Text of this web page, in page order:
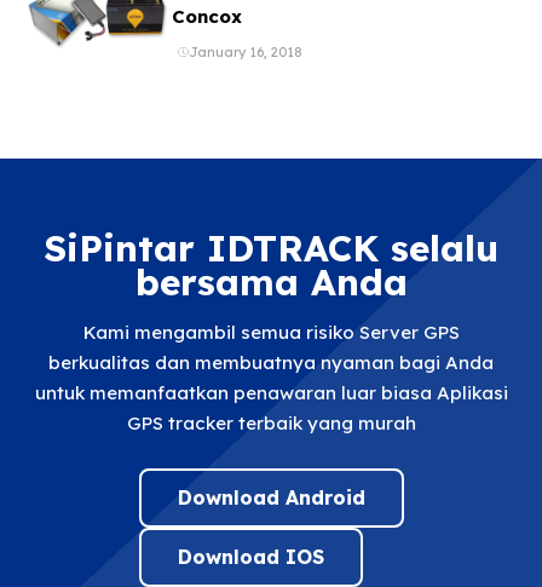
Concox
January 16, 2018
SiPintar IDTRACK selalu
bersama Anda
Kami mengambil semua risiko Server GPS
berkualitas dan membuatnya nyaman bagi Anda
untuk memanfaatkan penawaran luar biasa Aplikasi
GPS tracker terbaik yang murah
Download Android
Download IOS